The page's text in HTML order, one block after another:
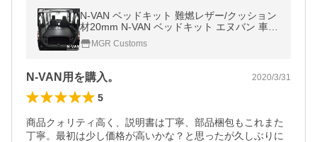
N-VAN ベッドキット 難燃レザー/クッション
材20mm N-VAN ベッドキット エヌバン 車中
泊 日本製
MGR Customs
N-VAN用を購入。 2020/3/31
5
商品クォリティ高く、説明書は丁寧、部品梱包もこれまた
丁寧。最初は少し価格が高いかな？と思ったが久しぶりに